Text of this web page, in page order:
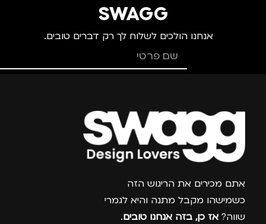
SWAGG
אנחנו הולכים לשלוח לך רק דברים טובים.
צרפו אותי למועדון
אתם מכירים את הריגוש הזה
כשמישהו מקבל מתנה והיא לגמרי
שווה? אז כן, בזה אנחנו טובים.